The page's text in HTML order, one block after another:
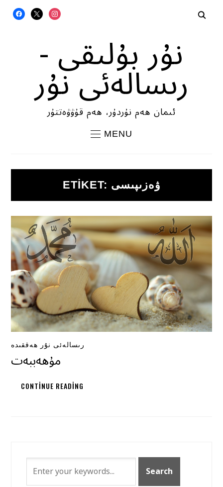
FACEBOOK
X INSTAGRAM
نۇر بۇلىقى -
رىسالەئى نۇر
ئىمان ھەم نۇردۇر، ھەم قۇۋۋەتتۇر
MENU
ETIKET: ۋەزىپىسى
رىسالەئى نۇر ھەققىدە
مۇھەببەت
CONTINUE READING